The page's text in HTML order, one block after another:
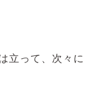
立って、次々に